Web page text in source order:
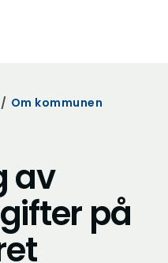
/ Om kommunen
av
på